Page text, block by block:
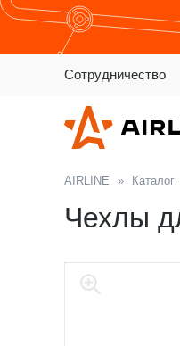
Сотрудничество
AIRLINE » Каталог
Чехлы